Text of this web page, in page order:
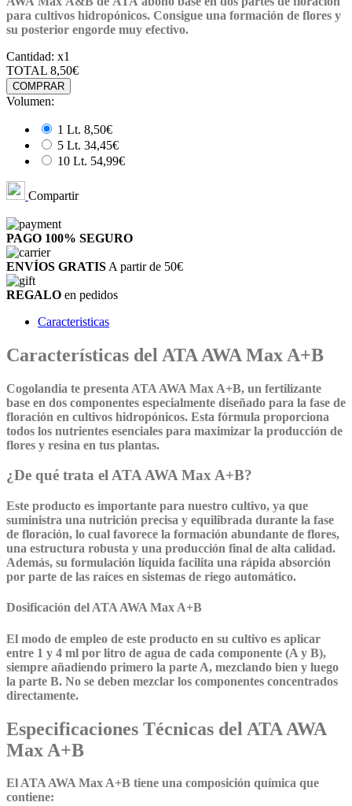
para cultivos hidropónicos. Consigue una formación de flores y
su posterior engorde muy efectivo.
Cantidad: x1
TOTAL 8,50€
COMPRAR
Volumen:
1 Lt. 8,50€
5 Lt. 34,45€
10 Lt. 54,99€
Compartir
PAGO 100% SEGURO
ENVÍOS GRATIS A partir de 50€
REGALO en pedidos
Caracteristicas
Características del ATA AWA Max A+B
Cogolandia te presenta ATA AWA Max A+B, un fertilizante
base en dos componentes especialmente diseñado para la fase de
floración en cultivos hidropónicos. Esta fórmula proporciona
todos los nutrientes esenciales para maximizar la producción de
flores y resina en tus plantas.
¿De qué trata el ATA AWA Max A+B?
Este producto es importante para nuestro cultivo, ya que
suministra una nutrición precisa y equilibrada durante la fase
de floración, lo cual favorece la formación abundante de flores,
una estructura robusta y una producción final de alta calidad.
Además, su formulación líquida facilita una rápida absorción
por parte de las raíces en sistemas de riego automático.
Dosificación del ATA AWA Max A+B
El modo de empleo de este producto en su cultivo es aplicar
entre 1 y 4 ml por litro de agua de cada componente (A y B),
siempre añadiendo primero la parte A, mezclando bien y luego
la parte B. No se deben mezclar los componentes concentrados
directamente.
Especificaciones Técnicas del ATA AWA
Max A+B
El ATA AWA Max A+B tiene una composición química que
contiene: